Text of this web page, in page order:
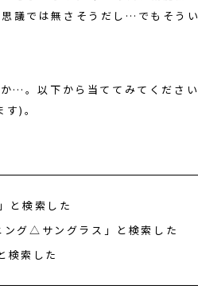
議では無さそうだし…でもそうい
…。以下から当ててみてください
)。
と検索した
グ△サングラス」と検索した
検索した